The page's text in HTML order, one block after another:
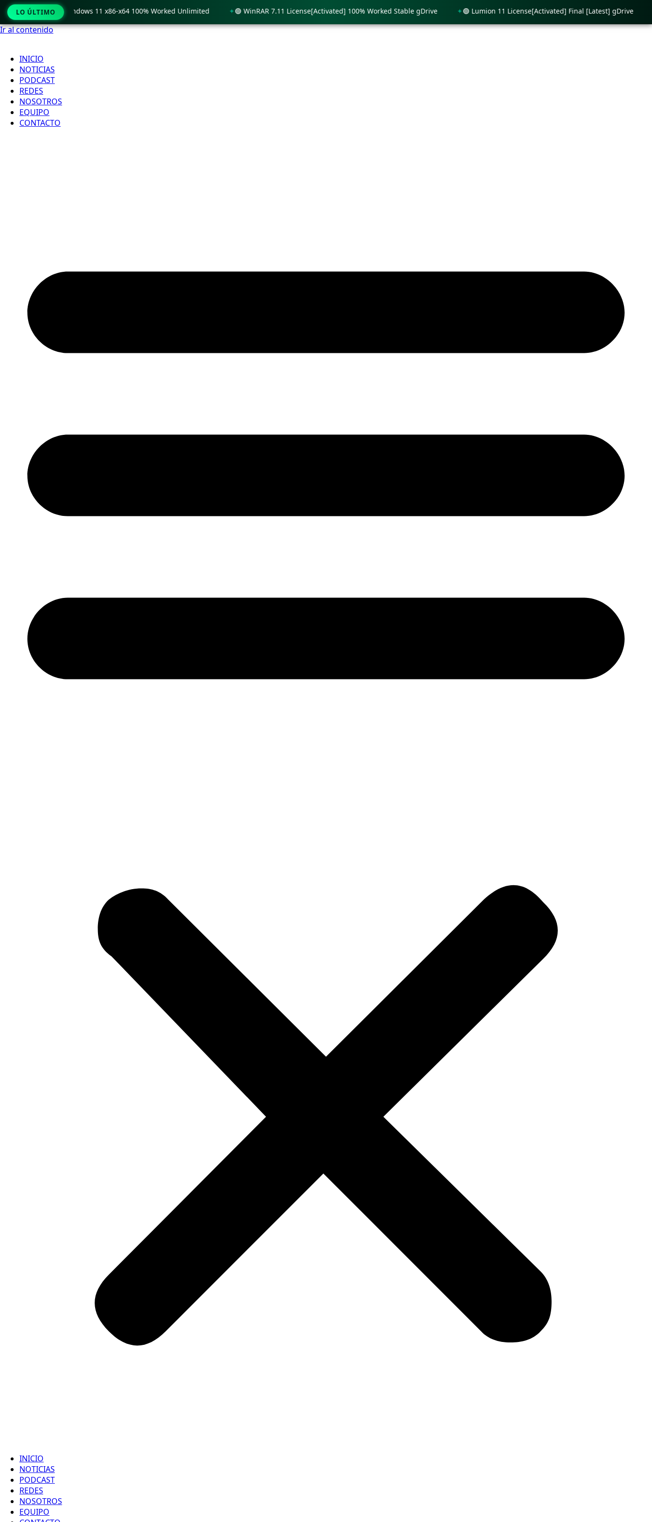
Ir al contenido
INICIO
NOTICIAS
PODCAST
REDES
NOSOTROS
EQUIPO
CONTACTO
INICIO
NOTICIAS
PODCAST
REDES
NOSOTROS
EQUIPO
LO ÚLTIMO
Crack only Windows 11 x86-x64 100% Worked Unlimited 🟢 WinRAR 7.11 License[Activated] 100% Worked Stable gDrive 🟢 Lumion 11 License[Activated] Final [Latest] gDrive